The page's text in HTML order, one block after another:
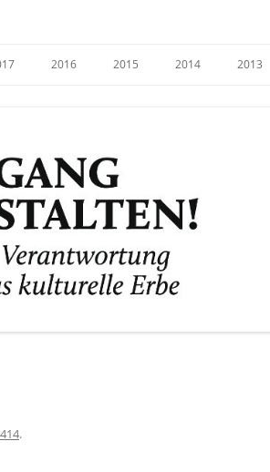
2016 2015 2014 2013
.